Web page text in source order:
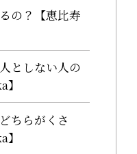
の？【恵比寿
としない人の
ちらがくさ